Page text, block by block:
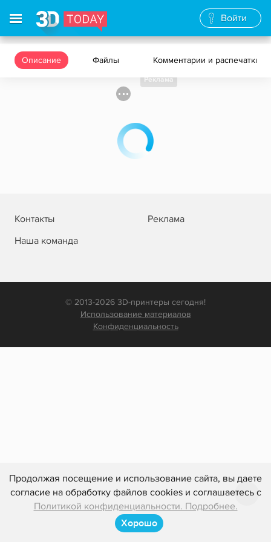
Продолжая посещение и использование сайта, вы даете
согласие на обработку файлов cookies и соглашаетесь с
Политикой конфиденциальности. Подробнее.
Хорошо
Войти
Описание Файлы Комментарии и распечатки
Реклама
Контакты
Реклама
Наша команда
© 2013-2026 3D-принтеры сегодня!
Использование материалов
Конфиденциальность